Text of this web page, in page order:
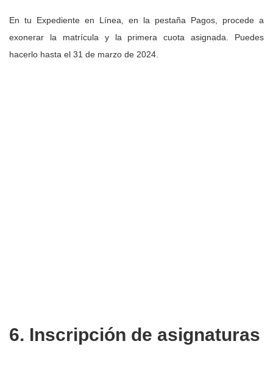
En tu Expediente en Línea, en la pestaña Pagos, procede a
exonerar la matrícula y la primera cuota asignada. Puedes
hacerlo hasta el 31 de marzo de 2024.
6. Inscripción de asignaturas